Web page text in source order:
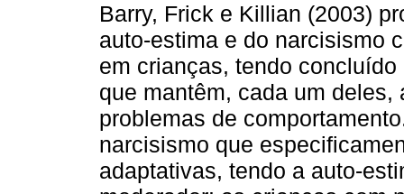
Barry, Frick e Killian (2003)
auto-estima e do narcisismo
em crianças, tendo
que mantêm, cada um
problemas de
narcisismo que
adaptativas, tendo a auto-